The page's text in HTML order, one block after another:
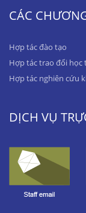
CÁC
Hợp tác đào tạo
Hợp tác trao đổi học
Hợp tác nghiên cứu
DỊCH VỤ